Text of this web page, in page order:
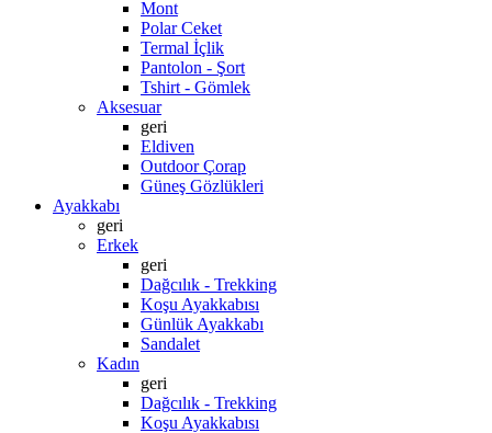
Mont
Polar Ceket
Termal İçlik
Pantolon - Şort
Tshirt - Gömlek
Aksesuar
geri
Eldiven
Outdoor Çorap
Güneş Gözlükleri
Ayakkabı
geri
Erkek
geri
Dağcılık - Trekking
Koşu Ayakkabısı
Günlük Ayakkabı
Sandalet
Kadın
geri
Dağcılık - Trekking
Koşu Ayakkabısı